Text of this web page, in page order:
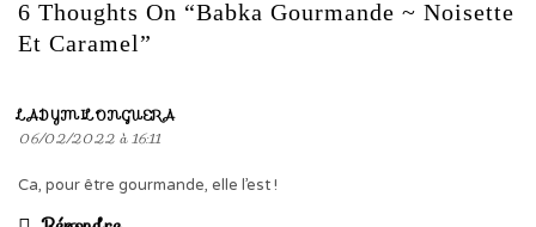
6 Thoughts On “Babka Gourmande ~ Noisette
Et Caramel”
LADYMILONGUERA
06/02/2022 à 16:11
Ca, pour être gourmande, elle l’est !